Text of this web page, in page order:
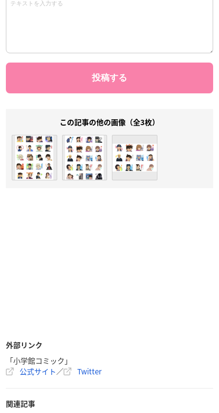
この記事の他の画像（全3枚）
外部リンク
「小学館コミック」
公式サイト／ Twitter
関連記事